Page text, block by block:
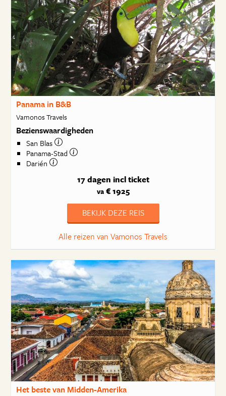
Panama in B&B
Vamonos Travels
Bezienswaardigheden
San Blas
Panama-Stad
Darién
17 dagen incl ticket
va€ 1925
BEKIJK DEZE REIS
Alle reizen van Vamonos Travels
Het beste van Midden-Amerika